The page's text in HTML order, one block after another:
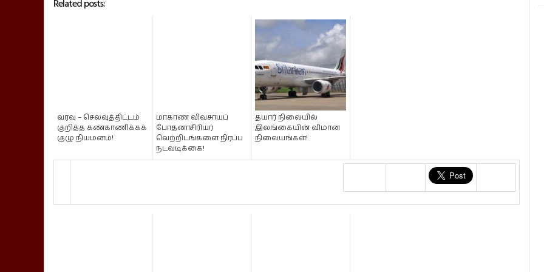
Related posts:
வரவு – செலவுத்திட்டம்
குறித்த கண்காணிக்கக்
குழு நியமனம்!
மாகாண விவசாயப்
போதனாசிரியர்
வெற்றிடங்களை நிரப்ப
நடவடிக்கை!
தயார் நிலையில்
இலங்கையின் விமான
நிலையங்கள்!